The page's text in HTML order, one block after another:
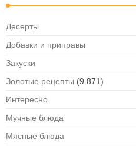
Десерты
Добавки и приправы
Закуски
Золотые рецепты (9 871)
Интересно
Мучные блюда
Мясные блюда